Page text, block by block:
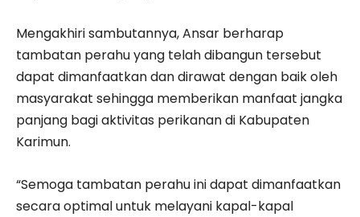
Mengakhiri sambutannya, Ansar berharap
tambatan perahu yang telah dibangun tersebut
dapat dimanfaatkan dan dirawat dengan baik oleh
masyarakat sehingga memberikan manfaat jangka
panjang bagi aktivitas perikanan di Kabupaten
Karimun.
“Semoga tambatan perahu ini dapat dimanfaatkan
secara optimal untuk melayani kapal-kapal